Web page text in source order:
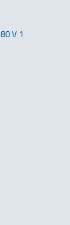
V 1